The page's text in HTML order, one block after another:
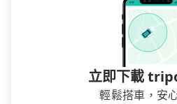
立即下載
輕鬆搭車，安